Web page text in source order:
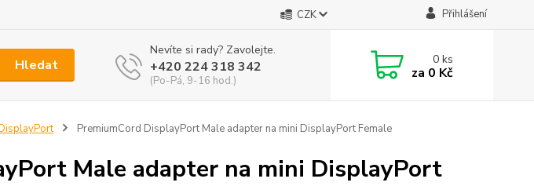
CZK Přihlášení
Hledat
Nevíte si rady? Zavolejte.
+420 224 318 342
(Po-Pá, 9-16 hod.)
0ks
za 0 Kč
PremiumCord DisplayPort Male adapter na mini DisplayPort Female
Male adapter na mini DisplayPort